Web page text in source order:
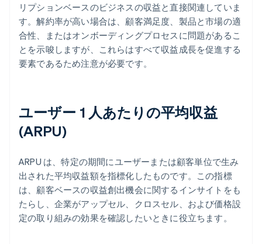
リプションベースのビジネスの収益と直接関連していま
す。解約率が高い場合は、顧客満足度、製品と市場の適
合性、またはオンボーディングプロセスに問題があるこ
とを示唆しますが、これらはすべて収益成長を促進する
要素であるため注意が必要です。
ユーザー 1 人あたりの平均収益
(ARPU)
ARPU は、特定の期間にユーザーまたは顧客単位で生み
出された平均収益額を指標化したものです。この指標
は、顧客ベースの収益創出機会に関するインサイトをも
たらし、企業がアップセル、クロスセル、および価格設
定の取り組みの効果を確認したいときに役立ちます。